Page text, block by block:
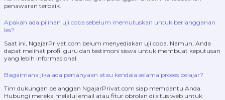
penawaran terbaik.
Apakah ada pilihan uji coba sebelum memutuskan untuk berlangganan
les?
Saat ini, NgajarPrivat.com belum menyediakan uji coba. Namun, Anda
dapat melihat profil guru dan testimoni siswa untuk membuat keputusan
yang lebih informasional.
Bagaimana jika ada pertanyaan atau kendala selama proses belajar?
Tim dukungan pelanggan NgajarPrivat.com siap membantu Anda.
Hubungi mereka melalui email atau fitur obrolan di situs web untuk